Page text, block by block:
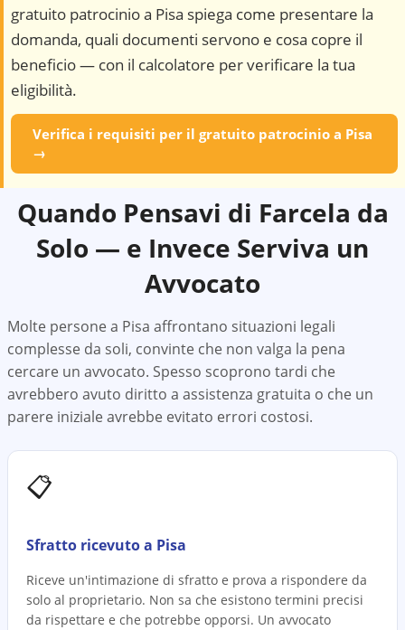
gratuito patrocinio a Pisa spiega come presentare la
domanda, quali documenti servono e cosa copre il
beneficio — con il calcolatore per verificare la tua
eligibilità.
Verifica i requisiti per il gratuito patrocinio a Pisa
→
Quando Pensavi di Farcela da
Solo — e Invece Serviva un
Avvocato
Molte persone a Pisa affrontano situazioni legali
complesse da soli, convinte che non valga la pena
cercare un avvocato. Spesso scoprono tardi che
avrebbero avuto diritto a assistenza gratuita o che un
parere iniziale avrebbe evitato errori costosi.
📋
Sfratto ricevuto a Pisa
Riceve un'intimazione di sfratto e prova a rispondere da
solo al proprietario. Non sa che esistono termini precisi
da rispettare e che potrebbe opporsi. Un avvocato